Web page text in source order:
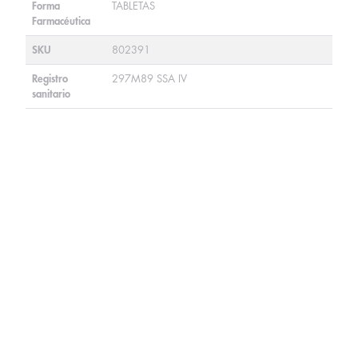
Forma
Farmacéutica
TABLETAS
SKU 802391
Registro
sanitario
297M89 SSA IV